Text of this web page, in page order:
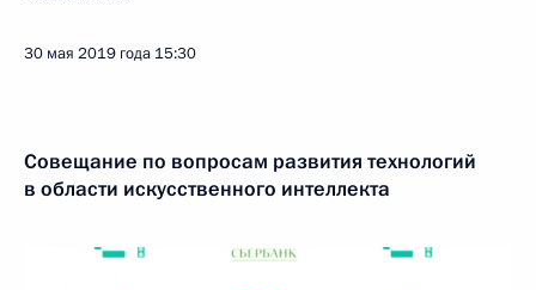
30 мая 2019 года 15:30
Совещание по вопросам развития технологий
в области искусственного интеллекта